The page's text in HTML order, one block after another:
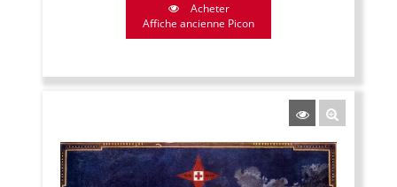
Acheter
Affiche ancienne Picon